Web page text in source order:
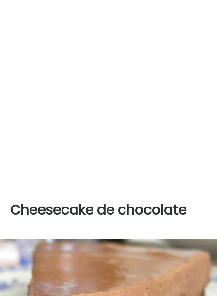
Cheesecake de chocolate